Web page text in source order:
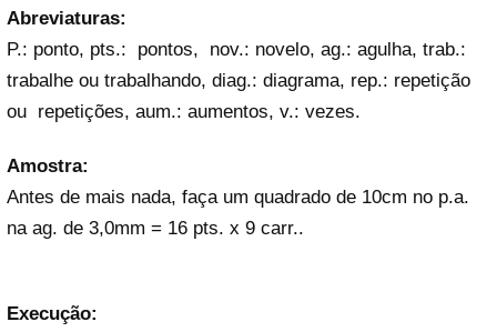
Abreviaturas:
P.: ponto, pts.: pontos, nov.: novelo, ag.: agulha, trab.:
trabalhe ou trabalhando, diag.: diagrama, rep.: repetição
ou repetições, aum.: aumentos, v.: vezes.
Amostra:
Antes de mais nada, faça um quadrado de 10cm no p.a.
na ag. de 3,0mm = 16 pts. x 9 carr..
Execução: